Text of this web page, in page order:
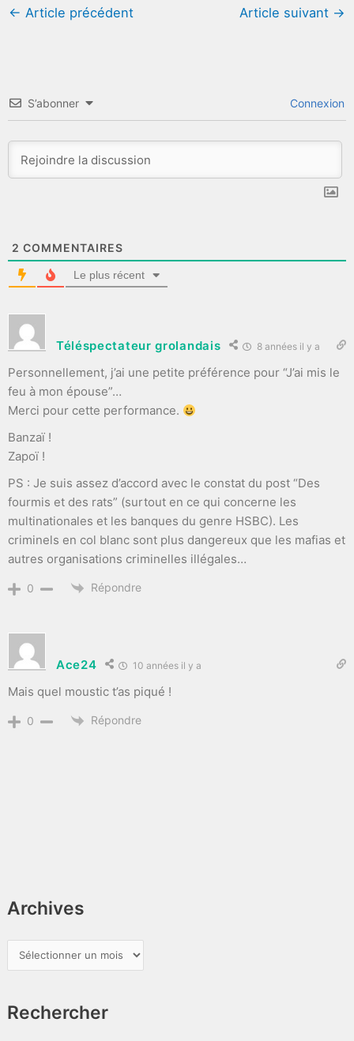
Archives
r
h
Rechercher
← Article précédent Article suivant →
S’abonner Connexion
2 COMMENTAIRES
Le plus récent
Téléspectateur grolandais 8 années il y a
Personnellement, j’ai une petite préférence pour “J’ai mis le
feu à mon épouse”…
Merci pour cette performance.
Banzaï !
Zapoï !
PS : Je suis assez d’accord avec le constat du post “Des
fourmis et des rats” (surtout en ce qui concerne les
multinationales et les banques du genre HSBC). Les
criminels en col blanc sont plus dangereux que les mafias et
autres organisations criminelles illégales…
0 Répondre
Ace24 10 années il y a
Mais quel moustic t’as piqué !
0 Répondre